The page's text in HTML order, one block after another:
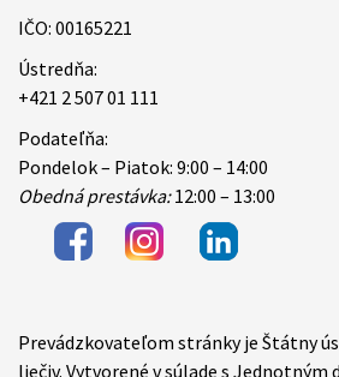
IČO: 00165221
Ústredňa:
+421 2 507 01 111
Podateľňa:
Pondelok – Piatok: 9:00 – 14:00
Obedná prestávka:12:00 – 13:00
Items
Prevádzkovateľom stránky je Štátny
liečiv. Vytvorené v súlade s Jednotným